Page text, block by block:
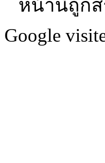
หน้านี้ถูกส
Google